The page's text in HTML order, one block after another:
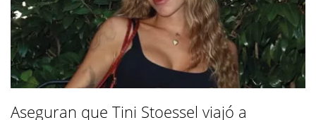
Aseguran que Tini Stoessel viajó a